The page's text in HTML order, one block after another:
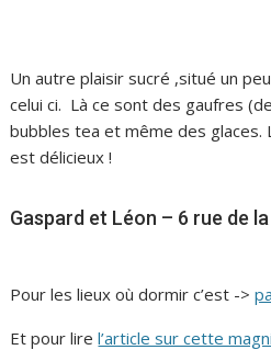
Un autre plaisir sucré ,situé un
celui ci. Là ce sont des gaufres
bubbles tea et même des
est délicieux !
Gaspard et Léon – 6 rue de
Pour les lieux où dormir c’est ->
Et pour lirel’article sur cette